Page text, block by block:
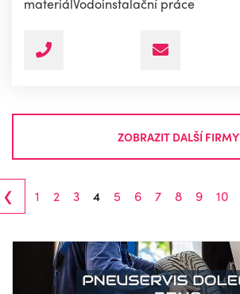
materiálVodoinstalační práce
ZOBRAZIT DALŠÍ FIRMY
‹ 1 2 3 4 5 6 7 8 9 10